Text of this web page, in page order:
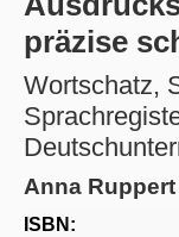
präzise
Wortschatz,
Anna Ruppert
ISBN: